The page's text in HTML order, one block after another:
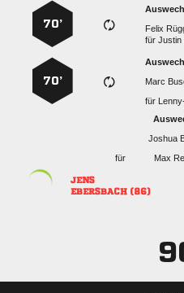

für
70’

für
70’

für


 